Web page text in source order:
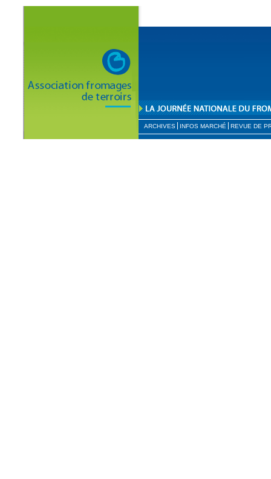
ARCHIVES INFOS MARCHÉ REVUE DE